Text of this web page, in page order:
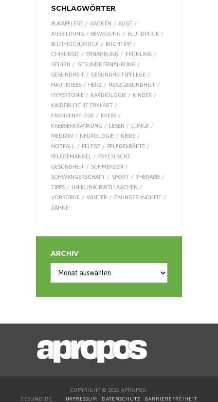
SCHLAGWÖRTER
#UKAPFLEGE AACHEN
AUGE
AUSBILDUNG
BEWEGUNG
BLUTDRUCK
BLUTHOCHDRUCK
BUCHTIPP
CHIRURGIE
ERNÄHRUNG
FRÜHLING
GEHIRN
GESUNDE ERNÄHRUNG
GESUNDHEIT
GESUNDHEITSPFLEGE
HAUTKREBS
HERZ
HERZGESUNDHEIT
HYPERTONIE
KARDIOLOGIE
KINDER
KINDERLEICHT ERKLÄRT
KRANKENPFLEGE
KREBS
KREBSERKRANKUNG
LESEN
LUNGE
MEDIZIN
NEUROLOGIE
NIERE
NOTFALL
PFLEGE
PFLEGEKRÄFTE
PFLEGEMANGEL
PSYCHISCHE
GESUNDHEIT
SCHMERZEN
SCHWANGERSCHAFT
SPORT
THERAPIE
TIPPS
UNIKLINIK RWTH AACHEN
VORSORGE
WINTER
ZAHNGESUNDHEIT
ZÄHNE
ARCHIV
COPYRIGHT © 2026 APROPOS-
GESUND.DE IMPRESSUM DATENSCHUTZ BARRIEREFREIHEIT